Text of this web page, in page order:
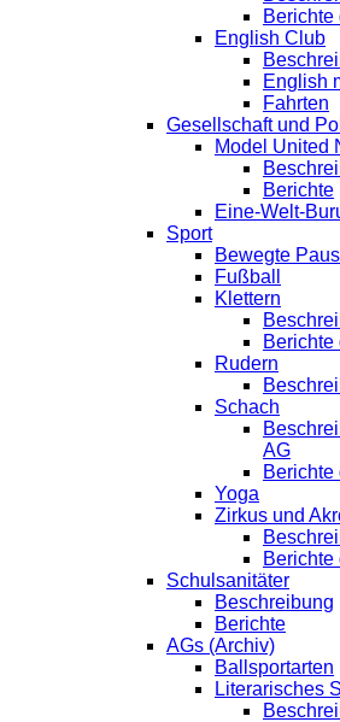
English Club
English
Fahrten
Gesellschaft und
Model United
Berichte
Eine-Welt-
Sport
Bewegte
Fußball
Klettern
Berichte
Rudern
Schach
AG
Berichte
Yoga
Zirkus und
Berichte
Schulsanitäter
Beschreibung
Berichte
AGs (Archiv)
Ballsportarten
Literarisches